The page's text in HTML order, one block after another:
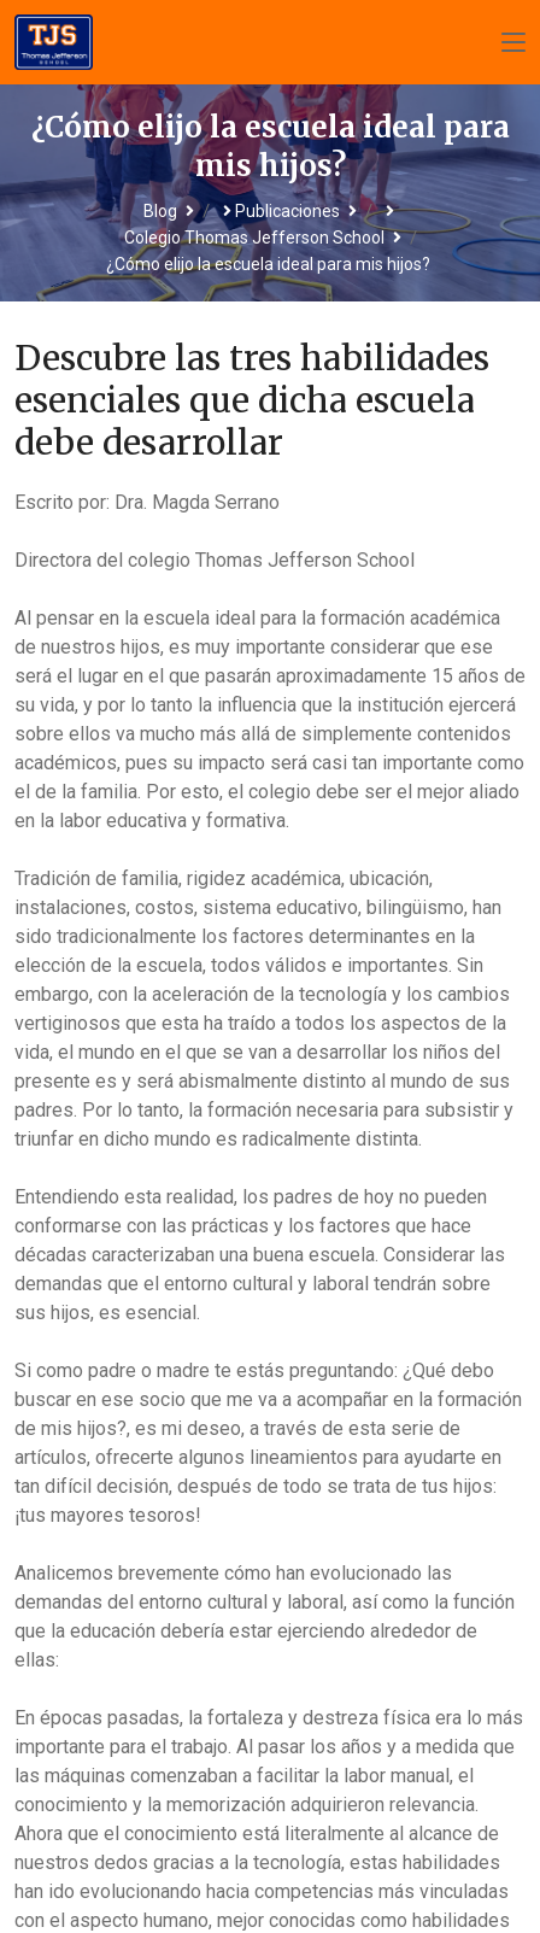
¿Cómo elijo la escuela ideal para
mis hijos?
Blog / Publicaciones /
Colegio Thomas Jefferson School /
¿Cómo elijo la escuela ideal para mis hijos?
Descubre las tres habilidades
esenciales que dicha escuela
debe desarrollar
Escrito por: Dra. Magda Serrano
Directora del colegio Thomas Jefferson School
Al pensar en la escuela ideal para la formación académica
de nuestros hijos, es muy importante considerar que ese
será el lugar en el que pasarán aproximadamente 15 años de
su vida, y por lo tanto la influencia que la institución ejercerá
sobre ellos va mucho más allá de simplemente contenidos
académicos, pues su impacto será casi tan importante como
el de la familia. Por esto, el colegio debe ser el mejor aliado
en la labor educativa y formativa.
Tradición de familia, rigidez académica, ubicación,
instalaciones, costos, sistema educativo, bilingüismo, han
sido tradicionalmente los factores determinantes en la
elección de la escuela, todos válidos e importantes. Sin
embargo, con la aceleración de la tecnología y los cambios
vertiginosos que esta ha traído a todos los aspectos de la
vida, el mundo en el que se van a desarrollar los niños del
presente es y será abismalmente distinto al mundo de sus
padres. Por lo tanto, la formación necesaria para subsistir y
triunfar en dicho mundo es radicalmente distinta.
Entendiendo esta realidad, los padres de hoy no pueden
conformarse con las prácticas y los factores que hace
décadas caracterizaban una buena escuela. Considerar las
demandas que el entorno cultural y laboral tendrán sobre
sus hijos, es esencial.
Si como padre o madre te estás preguntando: ¿Qué debo
buscar en ese socio que me va a acompañar en la formación
de mis hijos?, es mi deseo, a través de esta serie de
artículos, ofrecerte algunos lineamientos para ayudarte en
tan difícil decisión, después de todo se trata de tus hijos:
¡tus mayores tesoros!
Analicemos brevemente cómo han evolucionado las
demandas del entorno cultural y laboral, así como la función
que la educación debería estar ejerciendo alrededor de
ellas:
En épocas pasadas, la fortaleza y destreza física era lo más
importante para el trabajo. Al pasar los años y a medida que
las máquinas comenzaban a facilitar la labor manual, el
conocimiento y la memorización adquirieron relevancia.
Ahora que el conocimiento está literalmente al alcance de
nuestros dedos gracias a la tecnología, estas habilidades
han ido evolucionando hacia competencias más vinculadas
con el aspecto humano, mejor conocidas como habilidades